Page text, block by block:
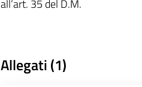
all’art. 35 del D.M.
Allegati (1)